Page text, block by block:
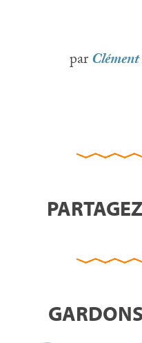
par